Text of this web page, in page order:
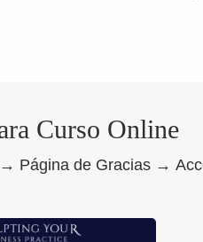
Curso Online
Página de Gracias →